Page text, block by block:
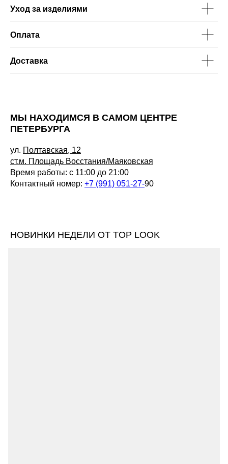
Уход за изделиями
Оплата
Доставка
МЫ НАХОДИМСЯ В САМОМ ЦЕНТРЕ
ПЕТЕРБУРГА
ул. Полтавская, 12
ст.м. Площадь Восстания/Маяковская
Время работы: с 11:00 до 21:00
Контактный номер: +7 (991) 051-27-90
НОВИНКИ НЕДЕЛИ ОТ TOP LOOK